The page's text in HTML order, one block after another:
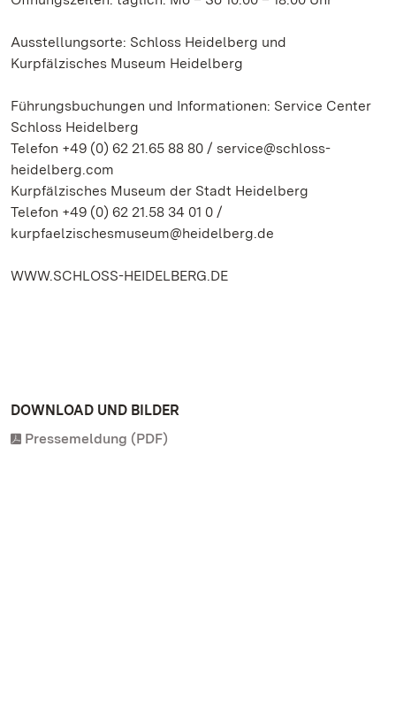
Ausstellungsorte: Schloss Heidelberg und
Kurpfälzisches Museum Heidelberg
Führungsbuchungen und Informationen: Service Center
Schloss Heidelberg
Telefon +49 (0) 62 21.65 88 80 / service@schloss-
heidelberg.com
Kurpfälzisches Museum der Stadt Heidelberg
Telefon +49 (0) 62 21.58 34 01 0 /
kurpfaelzischesmuseum@heidelberg.de
WWW.SCHLOSS-HEIDELBERG.DE
DOWNLOAD UND BILDER
Pressemeldung (PDF)